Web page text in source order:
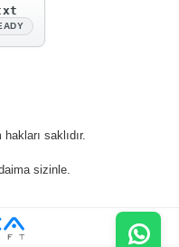
saklıdır.
sizinle.